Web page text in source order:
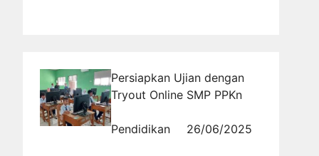
Persiapkan Ujian dengan
Tryout Online SMP PPKn
Pendidikan 26/06/2025